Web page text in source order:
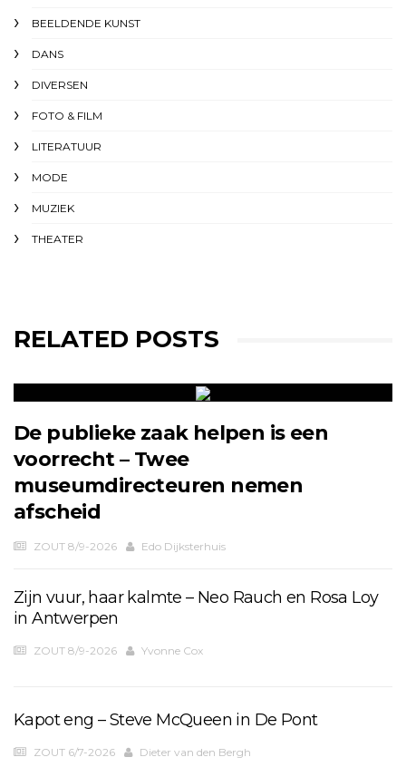
BEELDENDE KUNST
DANS
DIVERSEN
FOTO & FILM
LITERATUUR
MODE
MUZIEK
THEATER
RELATED POSTS
De publieke zaak helpen is een
voorrecht – Twee
museumdirecteuren nemen
afscheid
ZOUT 8/9-2026 Edo Dijksterhuis
Zijn vuur, haar kalmte – Neo Rauch en Rosa Loy
in Antwerpen
ZOUT 8/9-2026 Yvonne Cox
Kapot eng – Steve McQueen in De Pont
ZOUT 6/7-2026 Dieter van den Bergh